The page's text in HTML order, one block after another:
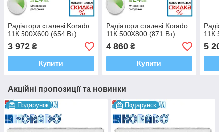
Радіатори сталеві Korado
11К 500Х600 (654 Bт)
3 972 ₴
Купити
Радіатори сталеві Korado
11К 500Х800 (871 Bт)
4 860₴
Купити
11К
5
Акційні пропозиції та новинки
Подарунок Подарунок